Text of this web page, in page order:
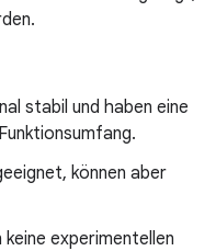
stabil und haben eine
können aber
experimentellen